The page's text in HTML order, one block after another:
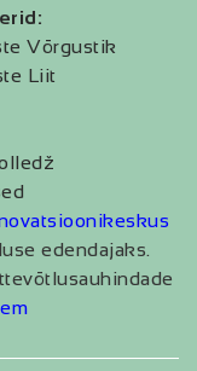
Võrgustik
Liit
edendajaks.